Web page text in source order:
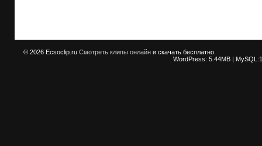
© 2026 Ecsoclip.ru Смотреть клипы онлайн и скачать бесплатно.
WordPress: 5.44MB |